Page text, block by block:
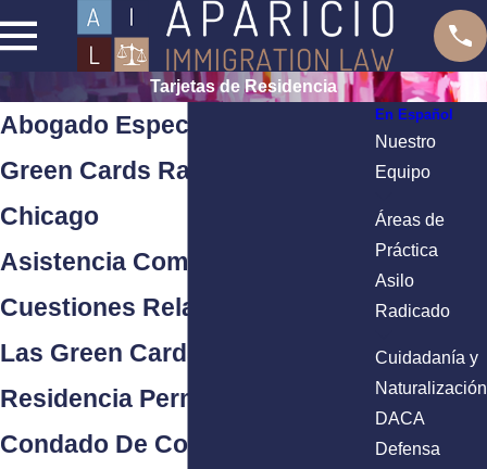
Tarjetas de Residencia
Abogado Especializado En
Green Cards Radicado En
Chicago
Asistencia Completa Con
Cuestiones Relacionadas A
Las Green Cards (Tarjeta De
Residencia Permanente) En El
Condado De Cook.
En Español
Nuestro
Equipo
Áreas de
Práctica
Asilo
Radicado
Cuidadanía y
Naturalización
DACA
Defensa